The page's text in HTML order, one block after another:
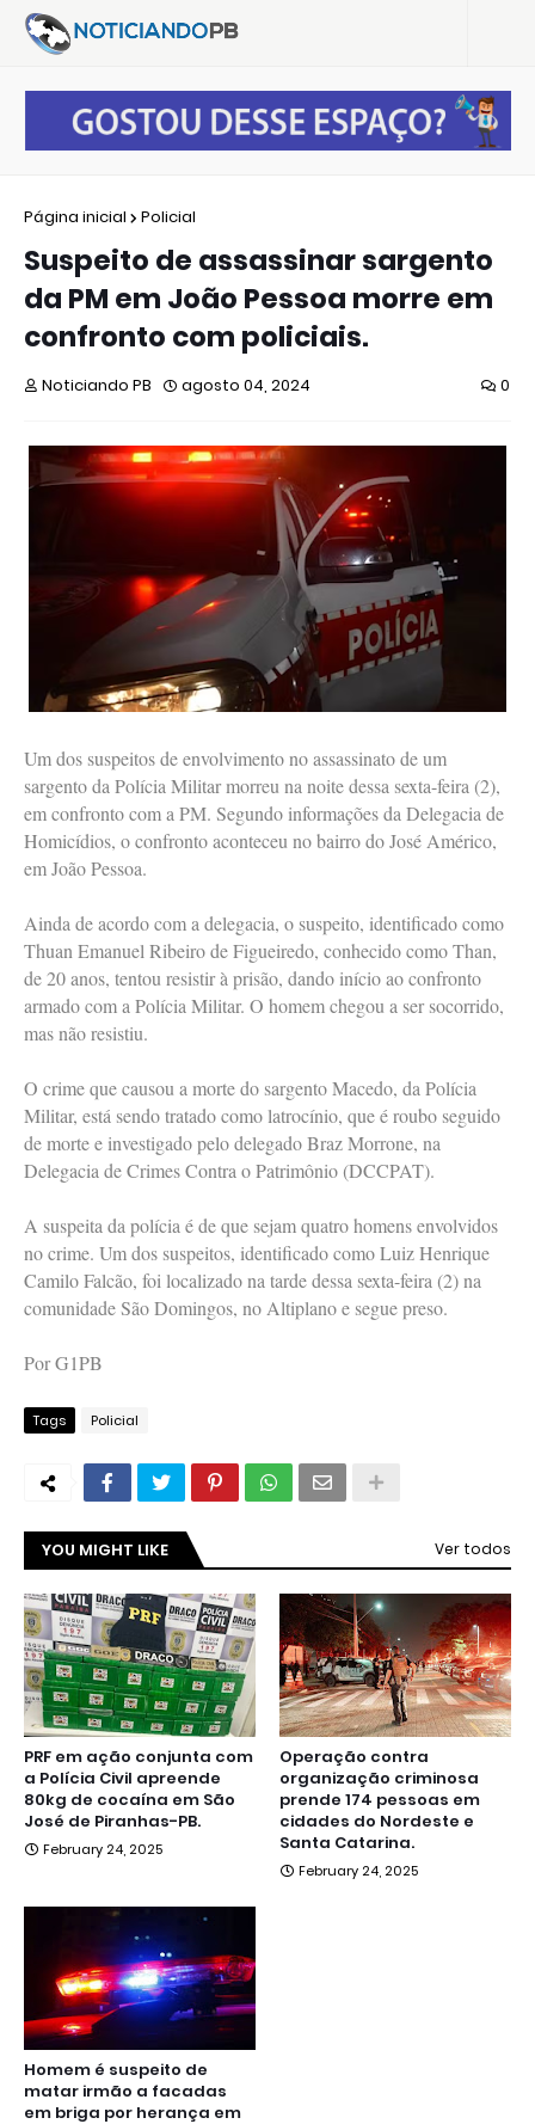
Página inicial Policial
Suspeito de assassinar sargento
da PM em João Pessoa morre em
confronto com policiais.
Noticiando PB agosto 04, 2024 0
Um dos suspeitos de envolvimento no assassinato de um
sargento da Polícia Militar morreu na noite dessa sexta-feira (2),
em confronto com a PM. Segundo informações da Delegacia de
Homicídios, o confronto aconteceu no bairro do José Américo,
em João Pessoa.
Ainda de acordo com a delegacia, o suspeito, identificado como
Thuan Emanuel Ribeiro de Figueiredo, conhecido como Than,
de 20 anos, tentou resistir à prisão, dando início ao confronto
armado com a Polícia Militar. O homem chegou a ser socorrido,
mas não resistiu.
O crime que causou a morte do sargento Macedo, da Polícia
Militar, está sendo tratado como latrocínio, que é roubo seguido
de morte e investigado pelo delegado Braz Morrone, na
Delegacia de Crimes Contra o Patrimônio (DCCPAT).
A suspeita da polícia é de que sejam quatro homens envolvidos
no crime. Um dos suspeitos, identificado como Luiz Henrique
Camilo Falcão, foi localizado na tarde dessa sexta-feira (2) na
comunidade São Domingos, no Altiplano e segue preso.
Por G1PB
Tags Policial
YOU MIGHT LIKE Ver todos
PRF em ação conjunta com
a Polícia Civil apreende
80kg de cocaína em São
José de Piranhas-PB.
February 24, 2025
Operação contra
organização criminosa
prende 174 pessoas em
cidades do Nordeste e
Santa Catarina.
February 24, 2025
Homem é suspeito de
matar irmão a facadas
em briga por herança em